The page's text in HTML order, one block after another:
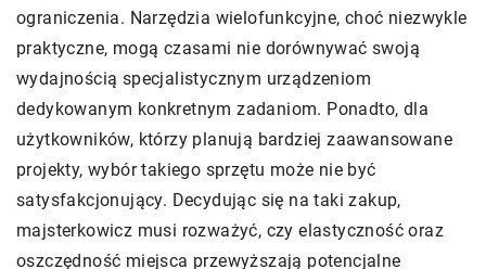
ograniczenia. Narzędzia wielofunkcyjne, choć niezwykle
praktyczne, mogą czasami nie dorównywać swoją
wydajnością specjalistycznym urządzeniom
dedykowanym konkretnym zadaniom. Ponadto, dla
użytkowników, którzy planują bardziej zaawansowane
projekty, wybór takiego sprzętu może nie być
satysfakcjonujący. Decydując się na taki zakup,
majsterkowicz musi rozważyć, czy elastyczność oraz
oszczędność miejsca przewyższają potencjalne